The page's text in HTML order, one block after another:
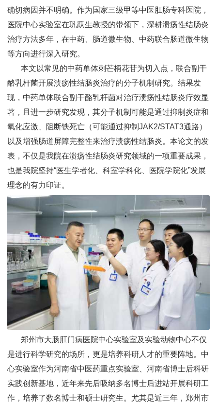
确切病因并不明确。作为国家三级甲等中医肛肠专科医院，
医院中心实验室在巩跃生教授的带领下，深耕溃疡性结肠炎
治疗方法多年，在中药、肠道微生物、中药联合肠道微生物
等方向进行深入研究。
本文以常见的中药单体刺芒柄花苷为切入点，联合‌副干
酪乳杆菌开展溃疡性结肠炎治疗的分子机制研究。结果发
现，中药单体联合副干酪乳杆菌对治疗溃疡性结肠炎疗效显
著，且进一步研究发现，其分子机制可能是通过抑制炎症和
氧化应激、阻断铁死亡（可能通过抑制JAK2/STAT3通路）
以及增强肠道屏障完整性来治疗溃疡性结肠炎。本论文的发
表，不仅是我院在溃疡性结肠炎研究领域的一项重要成果，
也是我院坚持“医生学者化、科室学科化、医院学院化”发展
理念的有力印证。
郑州市大肠肛门病医院中心实验室及实验动物中心不仅
是进行科学研究的场所，更是培养科研人才的重要阵地。中
心实验室作为河南省中医药重点实验室、河南省博士后科研
实践创新基地，近年来先后吸纳多名博士后进站开展科研工
作，培养了数名博士和硕士研究生。尤其是近三年，郑州市